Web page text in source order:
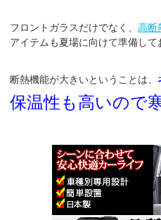
フロントガラスだけでなく、高断
アイテムも夏場に向けて準備して
断熱機能が大きいということは、
保温性も高いので